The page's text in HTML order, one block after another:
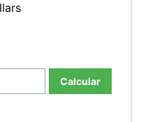
Calcular